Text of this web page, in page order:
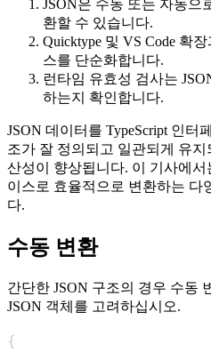
JSON은 수동 또는 자동으
환할 수 있습니다.
Quicktype 및 VS Code 확
스를 단순화합니다.
런타임 유효성 검사는
하는지 확인합니다.
JSON 데이터를 TypeScript 인터
조가 잘 정의되고 일관되게 유
산성이 향상됩니다. 이 기사에서
이스로 효율적으로 변환하는 다
다.
수동 변환
간단한 JSON 구조의 경우 수동
JSON 객체를 고려하십시오.
{